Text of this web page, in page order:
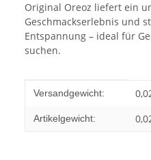
Original Oreoz liefert ein
Geschmackserlebnis und
Entspannung – ideal für
suchen.
Produkteigenschaft
Wert
Versandgewicht:
Artikelgewicht: